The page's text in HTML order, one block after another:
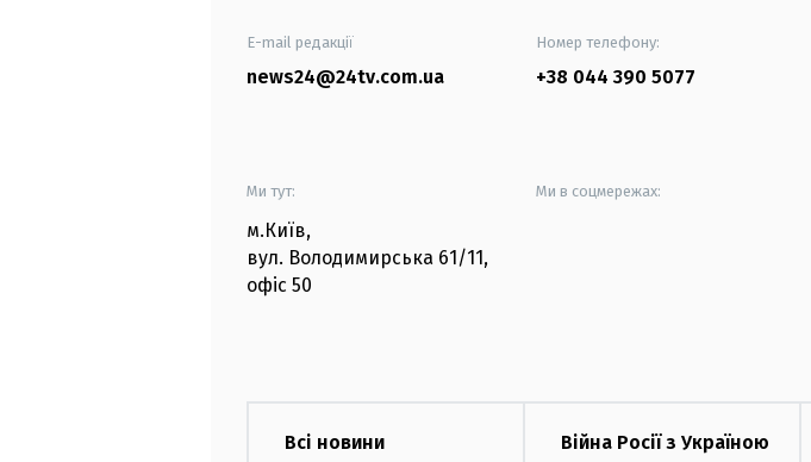
E-mail редакції
news24@24tv.com.ua
Номер телефону:
+38 044 390 5077
Ми тут:
м.Київ,
вул. Володимирська 61/11,
офіс 50
Ми в соцмережах:
Всі новини Війна Росії з Україною